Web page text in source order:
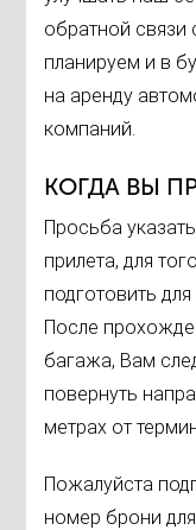
обратной связи
планируем и в
на аренду
компаний.
КОГДА ВЫ
Просьба
прилета, для
подготовить
После
багажа, Вам
повернуть
метрах от
Пожалуйста
номер брони